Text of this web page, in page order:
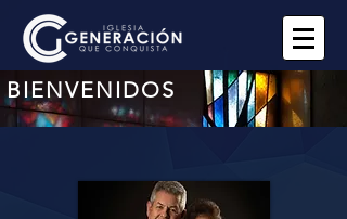
BIENVENIDOS